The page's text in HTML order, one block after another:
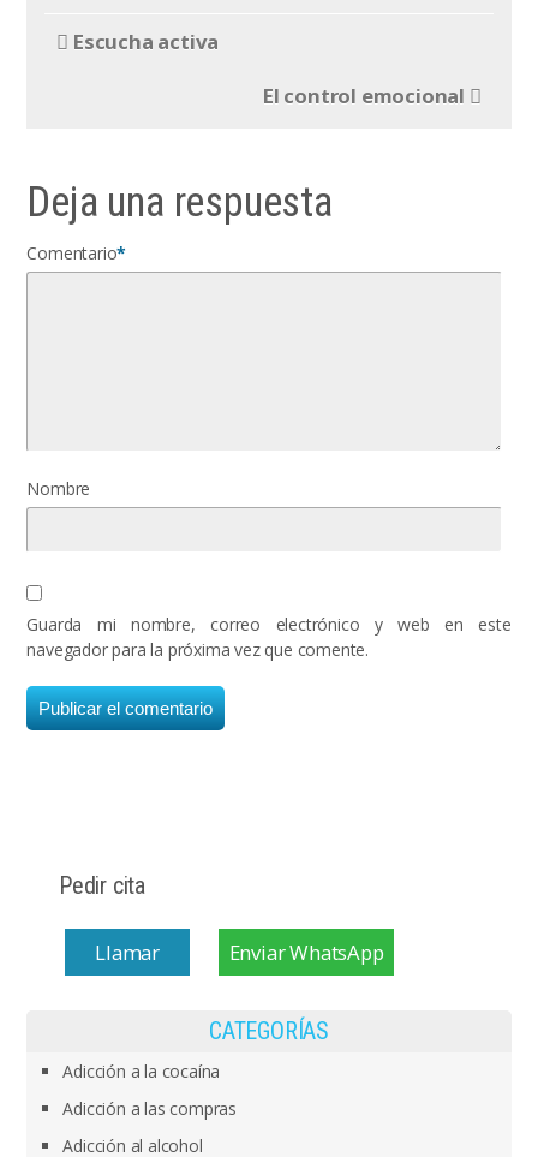
Escucha activa
El control emocional
Deja una respuesta
Comentario*
Nombre
Guarda mi nombre, correo electrónico y web en este
navegador para la próxima vez que comente.
Pedir cita
Llamar Enviar WhatsApp
CATEGORÍAS
Adicción a la cocaína
Adicción a las compras
Adicción al alcohol